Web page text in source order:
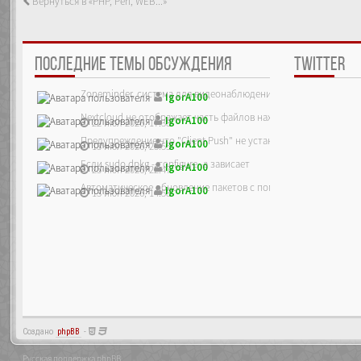
ПОСЛЕДНИЕ ТЕМЫ ОБСУЖДЕНИЯ
Zoneminder, система для видеонаблюдения
IgorA100
22 июл 2026, 17:38
Nextcloud не отображает часть файлов находящихся на сервере.
IgorA100
13 июл 2026, 23:55
Предупреждение что "Client Push" не установлен, ре...
IgorA100
25 июн 2026, 22:47
Если sudo dpkg --configure -a зависает
IgorA100
13 июн 2026, 14:58
Автоматическое обновление пакетов с помощью unattended-
IgorA100
TWITTER
Создано phpBB -
Русская поддержка phpBB